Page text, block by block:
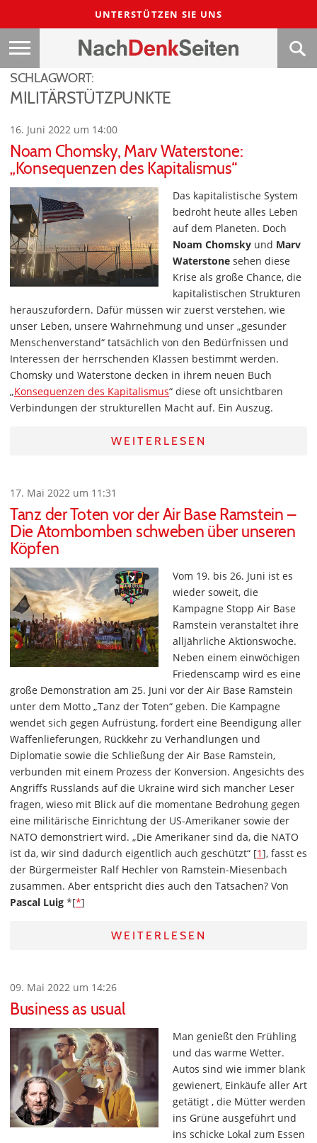
UNTERSTÜTZEN SIE UNS
SCHLAGWORT:
MILITÄRSTÜTZPUNKTE
16. Juni 2022 um 14:00
Noam Chomsky, Marv Waterstone:
„Konsequenzen des Kapitalismus“
Das kapitalistische System
bedroht heute alles Leben
auf dem Planeten. Doch
Noam Chomsky und Marv
Waterstone sehen diese
Krise als große Chance, die
kapitalistischen Strukturen
herauszufordern. Dafür müssen wir zuerst verstehen, wie
unser Leben, unsere Wahrnehmung und unser „gesunder
Menschenverstand“ tatsächlich von den Bedürfnissen und
Interessen der herrschenden Klassen bestimmt werden.
Chomsky und Waterstone decken in ihrem neuen Buch
„Konsequenzen des Kapitalismus“ diese oft unsichtbaren
Verbindungen der strukturellen Macht auf. Ein Auszug.
WEITERLESEN
17. Mai 2022 um 11:31
Tanz der Toten vor der Air Base Ramstein –
Die Atombomben schweben über unseren
Köpfen
Vom 19. bis 26. Juni ist es
wieder soweit, die
Kampagne Stopp Air Base
Ramstein veranstaltet ihre
alljährliche Aktionswoche.
Neben einem einwöchigen
Friedenscamp wird es eine
große Demonstration am 25. Juni vor der Air Base Ramstein
unter dem Motto „Tanz der Toten“ geben. Die Kampagne
wendet sich gegen Aufrüstung, fordert eine Beendigung aller
Waffenlieferungen, Rückkehr zu Verhandlungen und
Diplomatie sowie die Schließung der Air Base Ramstein,
verbunden mit einem Prozess der Konversion. Angesichts des
Angriffs Russlands auf die Ukraine wird sich mancher Leser
fragen, wieso mit Blick auf die momentane Bedrohung gegen
eine militärische Einrichtung der US-Amerikaner sowie der
NATO demonstriert wird. „Die Amerikaner sind da, die NATO
ist da, wir sind dadurch eigentlich auch geschützt“ [1], fasst es
der Bürgermeister Ralf Hechler von Ramstein-Miesenbach
zusammen. Aber entspricht dies auch den Tatsachen? Von
Pascal Luig *[*]
WEITERLESEN
09. Mai 2022 um 14:26
Business as usual
Man genießt den Frühling
und das warme Wetter.
Autos sind wie immer blank
gewienert, Einkäufe aller Art
getätigt , die Mütter werden
ins Grüne ausgeführt und
ins schicke Lokal zum Essen